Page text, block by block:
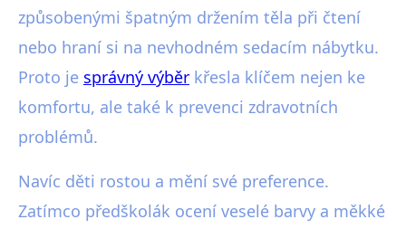
způsobenými špatným držením těla při čtení
nebo hraní si na nevhodném sedacím nábytku.
Proto je správný výběr křesla klíčem nejen ke
komfortu, ale také k prevenci zdravotních
problémů.
Navíc děti rostou a mění své preference.
Zatímco předškolák ocení veselé barvy a měkké